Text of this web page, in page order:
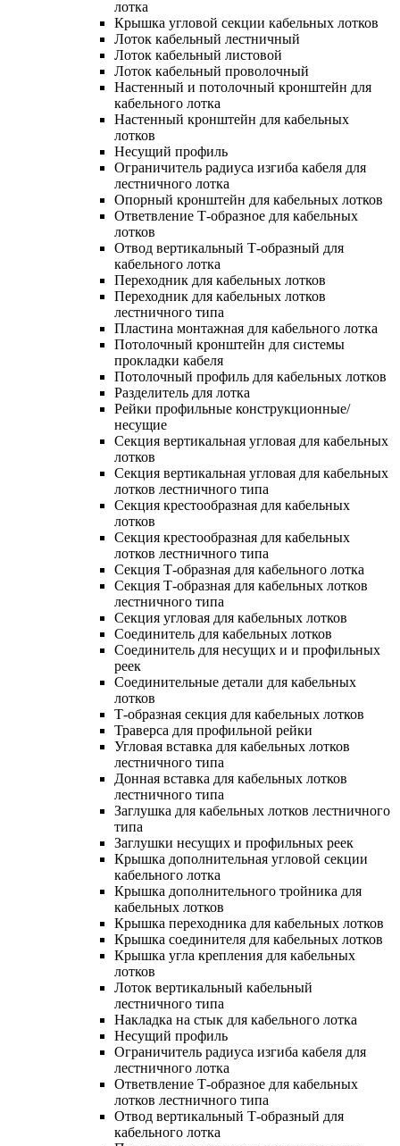
лотка
Крышка угловой секции кабельных лотков
Лоток кабельный лестничный
Лоток кабельный листовой
Лоток кабельный проволочный
Настенный и потолочный кронштейн для
кабельного лотка
Настенный кронштейн для кабельных
лотков
Несущий профиль
Ограничитель радиуса изгиба кабеля для
лестничного лотка
Опорный кронштейн для кабельных лотков
Ответвление Т-образное для кабельных
лотков
Отвод вертикальный Т-образный для
кабельного лотка
Переходник для кабельных лотков
Переходник для кабельных лотков
лестничного типа
Пластина монтажная для кабельного лотка
Потолочный кронштейн для системы
прокладки кабеля
Потолочный профиль для кабельных лотков
Разделитель для лотка
Рейки профильные конструкционные/
несущие
Секция вертикальная угловая для кабельных
лотков
Секция вертикальная угловая для кабельных
лотков лестничного типа
Секция крестообразная для кабельных
лотков
Секция крестообразная для кабельных
лотков лестничного типа
Секция Т-образная для кабельного лотка
Секция Т-образная для кабельных лотков
лестничного типа
Секция угловая для кабельных лотков
Соединитель для кабельных лотков
Соединитель для несущих и и профильных
реек
Соединительные детали для кабельных
лотков
Т-образная секция для кабельных лотков
Траверса для профильной рейки
Угловая вставка для кабельных лотков
лестничного типа
Донная вставка для кабельных лотков
лестничного типа
Заглушка для кабельных лотков лестничного
типа
Заглушки несущих и профильных реек
Крышка дополнительная угловой секции
кабельного лотка
Крышка дополнительного тройника для
кабельных лотков
Крышка переходника для кабельных лотков
Крышка соединителя для кабельных лотков
Крышка угла крепления для кабельных
лотков
Лоток вертикальный кабельный
лестничного типа
Накладка на стык для кабельного лотка
Несущий профиль
Ограничитель радиуса изгиба кабеля для
лестничного лотка
Ответвление Т-образное для кабельных
лотков лестничного типа
Отвод вертикальный Т-образный для
кабельного лотка